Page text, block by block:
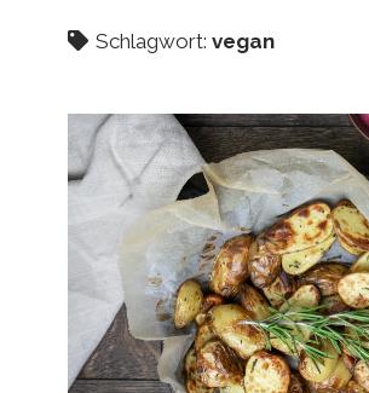
Schlagwort: vegan